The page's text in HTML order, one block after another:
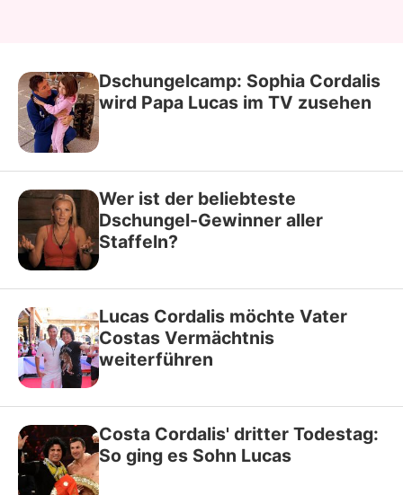
Dschungelcamp: Sophia Cordalis
wird Papa Lucas im TV zusehen
Wer ist der beliebteste
Dschungel-Gewinner aller
Staffeln?
Lucas Cordalis möchte Vater
Costas Vermächtnis
weiterführen
Costa Cordalis' dritter Todestag:
So ging es Sohn Lucas